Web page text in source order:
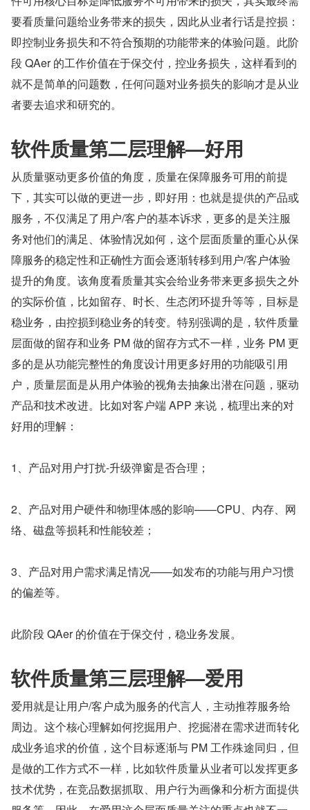
要看质量问题给业务带来的损失，因此从业者行话是控损：
即控制业务损失和不符合预期的功能带来的体验问题。此阶
段 QAer 的工作价值在于保交付，控业务损失，这样看到的
就不是简单的问题数，任何问题对业务损失的影响才是从业
者要去追求和研究的。
软件质量第二层理解—好用
从质量驱动更多价值的角度，质量在保障服务可用的前提
下，其实可以做的更进一步，即好用：也就是提供的产品或
服务，不仅满足了用户/客户的基本诉求，更多的是关注服
务对他们的满足、体验情况如何，这个层面质量的重心从保
障服务的稳定性和正确性方面会逐渐转移到用户/客户体验
提升的角度。该角度看质量其实会给业务带来更多损失之外
的实际价值，比如留存、时长、生态闭环提升等等，目标是
稳业务，由控损到稳业务的转变。特别强调的是，软件质量
层面做的留存和业务 PM 做的留存方式不一样，业务 PM 更
多的是从功能完整性的角度设计用更多好用的功能吸引用
户，质量层面是从用户体验的视角去抽象出潜在问题，驱动
产品和技术改进。比如对客户端 APP 来说，梳理出来的对
好用的理解：
1、产品对用户打扰-升级弹窗是否合理；
2、产品对用户硬件和物理体感的影响——CPU、内存、网
络、磁盘等损耗和性能较差；
3、产品对用户需求满足情况——如发布的功能与用户习惯
的偏差等。
此阶段 QAer 的价值在于保交付，稳业务发展。
软件质量第三层理解—爱用
爱用就是让用户/客户成为服务的代言人，主动推荐服务给
周边。这个核心理解如何挖掘用户、挖掘潜在需求进而转化
成业务追求的价值，这个目标逐渐与 PM 工作殊途同归，但
是做的工作方式不一样，比如软件质量从业者可以发挥更多
技术优势，在竞品数据抓取、用户行为画像和分析方面提供